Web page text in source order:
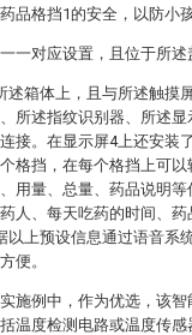
品格挡1的安全，以防小孩
一对应设置，且位于所述
述箱体上，且与所述触摸
所述指纹识别器、所述显
接。在显示屏4上还安装
格挡，在每个格挡上可以
用量、总量、药品说明等
人、每天吃药的时间、药
以上预设信息通过语音系
便。
施例中，作为优选，该智
温度检测电路或温度传感